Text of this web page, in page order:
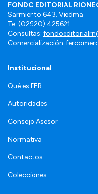
FONDO EDITORIAL
Sarmiento 643. Viedma
Te. (02920) 425621
Consultas:
Comercialización:
Institucional
Qué es FER
Autoridades
Consejo Asesor
Normativa
Contactos
Colecciones